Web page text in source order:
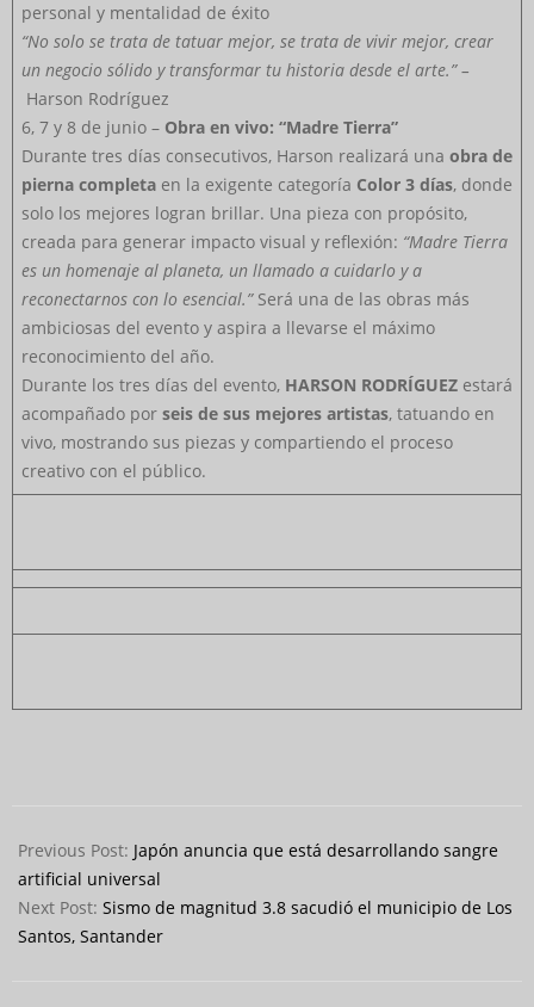
personal y mentalidad de éxito
“No solo se trata de tatuar mejor, se trata de vivir mejor, crear
un negocio sólido y transformar tu historia desde el arte.” –
Harson Rodríguez
6, 7 y 8 de junio – Obra en vivo: “Madre Tierra”
Durante tres días consecutivos, Harson realizará una obra de
pierna completa en la exigente categoría Color 3 días, donde
solo los mejores logran brillar. Una pieza con propósito,
creada para generar impacto visual y reflexión: “Madre Tierra
es un homenaje al planeta, un llamado a cuidarlo y a
reconectarnos con lo esencial.” Será una de las obras más
ambiciosas del evento y aspira a llevarse el máximo
reconocimiento del año.
Durante los tres días del evento, HARSON RODRÍGUEZ estará
acompañado por seis de sus mejores artistas, tatuando en
vivo, mostrando sus piezas y compartiendo el proceso
creativo con el público.
06-
07
Previous Post: Japón anuncia que está desarrollando sangre
artificial universal
Next Post: Sismo de magnitud 3.8 sacudió el municipio de Los
Santos, Santander